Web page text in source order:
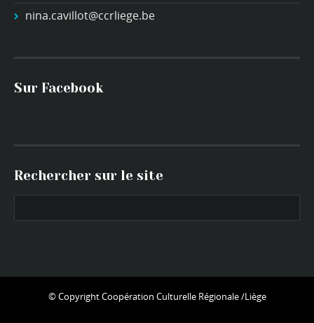
nina.cavillot@ccrliege.be
Sur Facebook
Rechercher sur le site
© CopyrightCoopération Culturelle Régionale /Liège